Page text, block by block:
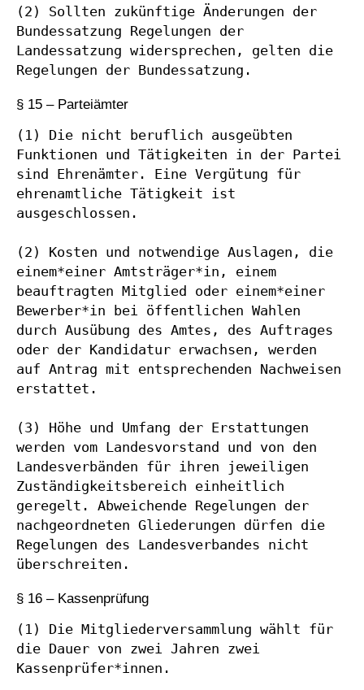
(2) Sollten zukünftige Änderungen der
Bundessatzung Regelungen der
Landessatzung widersprechen, gelten die
Regelungen der Bundessatzung.
§ 15 – Parteiämter
(1) Die nicht beruflich ausgeübten
Funktionen und Tätigkeiten in der Partei
sind Ehrenämter. Eine Vergütung für
ehrenamtliche Tätigkeit ist
ausgeschlossen.
(2) Kosten und notwendige Auslagen, die
einem*einer Amtsträger*in, einem
beauftragten Mitglied oder einem*einer
Bewerber*in bei öffentlichen Wahlen
durch Ausübung des Amtes, des Auftrages
oder der Kandidatur erwachsen, werden
auf Antrag mit entsprechenden Nachweisen
erstattet.
(3) Höhe und Umfang der Erstattungen
werden vom Landesvorstand und von den
Landesverbänden für ihren jeweiligen
Zuständigkeitsbereich einheitlich
geregelt. Abweichende Regelungen der
nachgeordneten Gliederungen dürfen die
Regelungen des Landesverbandes nicht
überschreiten.
§ 16 – Kassenprüfung
(1) Die Mitgliederversammlung wählt für
die Dauer von zwei Jahren zwei
Kassenprüfer*innen.